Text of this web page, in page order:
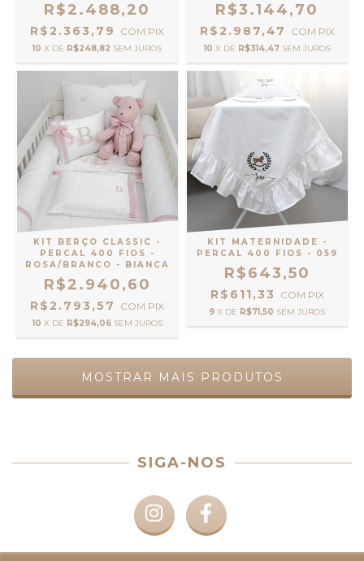
R$2.488,20
R$2.363,79 COM PIX
10 X DE R$248,82 SEM JUROS
R$3.144,70
R$2.987,47 COM PIX
10 X DE R$314,47 SEM JUROS
KIT BERÇO CLASSIC -
PERCAL 400 FIOS -
ROSA/BRANCO - BIANCA
R$2.940,60
R$2.793,57 COM PIX
10 X DE R$294,06 SEM JUROS
KIT MATERNIDADE -
PERCAL 400 FIOS - 059
R$643,50
R$611,33 COM PIX
9 X DE R$71,50 SEM JUROS
MOSTRAR MAIS PRODUTOS
SIGA-NOS